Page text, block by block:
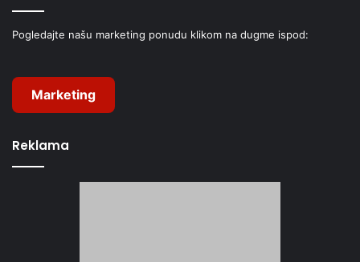
Pogledajte našu marketing ponudu klikom na dugme ispod:
Marketing
Reklama